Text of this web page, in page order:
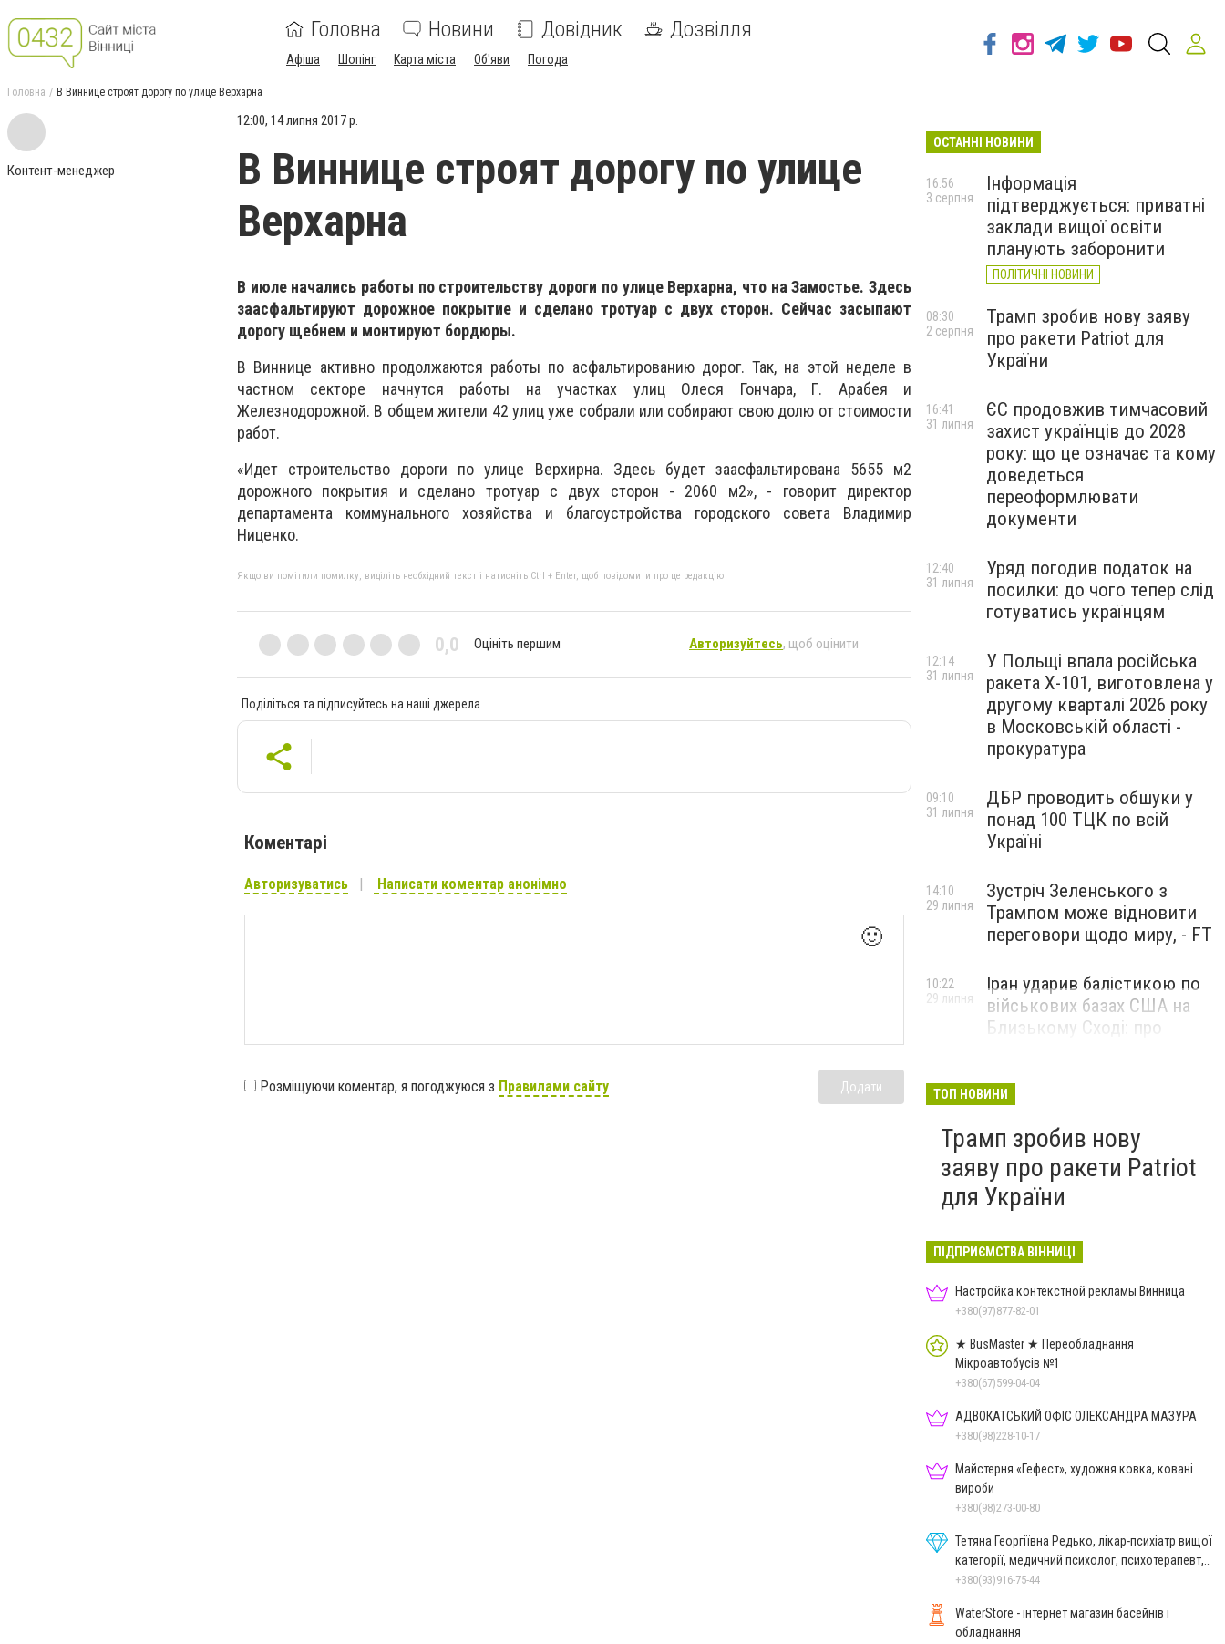
Головна Новини Довідник Дозвілля
Афіша Шопінг Карта міста Об'яви Погода
Головна В Виннице строят дорогу по улице Верхарна
Контент-менеджер
12:00, 14 липня 2017 р.
В Виннице строят дорогу по улице
Верхарна
В июле начались работы по строительству дороги по улице Верхарна, что на Замостье. Здесь
заасфальтируют дорожное покрытие и сделано тротуар с двух сторон. Сейчас засыпают
дорогу щебнем и монтируют бордюры.
В Виннице активно продолжаются работы по асфальтированию дорог. Так, на этой неделе в
частном секторе начнутся работы на участках улиц Олеся Гончара, Г. Арабея и
Железнодорожной. В общем жители 42 улиц уже собрали или собирают свою долю от стоимости
работ.
«Идет строительство дороги по улице Верхирна. Здесь будет заасфальтирована 5655 м2
дорожного покрытия и сделано тротуар с двух сторон - 2060 м2», - говорит директор
департамента коммунального хозяйства и благоустройства городского совета Владимир
Ниценко.
Якщо ви помітили помилку, виділіть необхідний текст і натисніть Ctrl + Enter, щоб повідомити про це редакцію
0,0 Оцініть першим Авторизуйтесь, щоб оцінити
Поділіться та підписуйтесь на наші джерела
Коментарі
Авторизуватись Написати коментар анонімно
🙂
Розміщуючи коментар, я погоджуюся з Правилами сайту Додати
ОСТАННІ НОВИНИ
Інформація
підтверджується: приватні
заклади вищої освіти
планують заборонити
ПОЛІТИЧНІ НОВИНИ
16:56
3 серпня
Трамп зробив нову заяву
про ракети Patriot для
України
08:30
2 серпня
ЄС продовжив тимчасовий
захист українців до 2028
року: що це означає та кому
доведеться
переоформлювати
документи
16:41
31 липня
Уряд погодив податок на
посилки: до чого тепер слід
готуватись українцям
12:40
31 липня
У Польщі впала російська
ракета X-101, виготовлена у
другому кварталі 2026 року
в Московській області -
прокуратура
12:14
31 липня
ДБР проводить обшуки у
понад 100 ТЦК по всій
Україні
09:10
31 липня
Зустріч Зеленського з
Трампом може відновити
переговори щодо миру, - FT
14:10
29 липня
Іран ударив балістикою по
військових базах США на
Близькому Сході: про
10:22
29 липня
ТОП НОВИНИ
Трамп зробив нову
заяву про ракети Patriot
для України
ПІДПРИЄМСТВА ВІННИЦІ
Настройка контекстной рекламы Винница
+380(97)877-82-01
★ BusMaster ★ Переобладнання
Мікроавтобусів №1
+380(67)599-04-04
АДВОКАТСЬКИЙ ОФІС ОЛЕКСАНДРА МАЗУРА
+380(98)228-10-17
Майстерня «Гефест», художня ковка, ковані
вироби
+380(98)273-00-80
Тетяна Георгіївна Редько, лікар-психіатр вищої
категорії, медичний психолог, психотерапевт,
гіпнолог
+380(93)916-75-44
WaterStore - інтернет магазин басейнів і
обладнання